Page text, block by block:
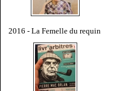
2016 - La Femelle du requin